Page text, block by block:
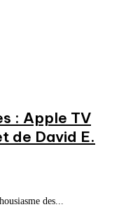
: Apple TV
de David E.
des...